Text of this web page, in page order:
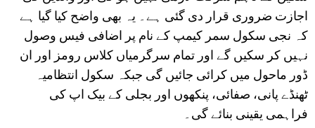
اجازت ضروری قرار دی گئی ہے۔ یہ بھی واضح کیا گیا ہے
کہ نجی سکول سمر کیمپ کے نام پر اضافی فیس وصول
نہیں کر سکیں گے اور تمام سرگرمیاں کلاس رومز اور ان
ڈور ماحول میں کرائی جائیں گی جبکہ سکول انتظامیہ
ٹھنڈے پانی، صفائی، پنکھوں اور بجلی کے بیک اپ کی
فراہمی یقینی بنائے گی۔